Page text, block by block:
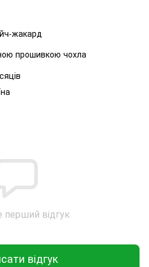
жакард
прошивкою чохла
перший відгук
відгук